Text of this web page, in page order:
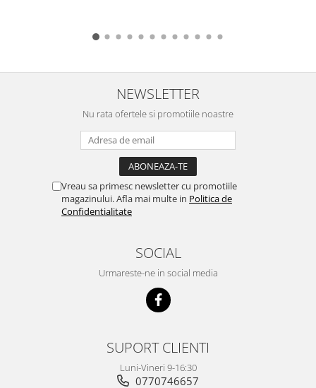
NEWSLETTER
Nu rata ofertele si promotiile noastre
Vreau sa primesc newsletter cu promotiile
magazinului. Afla mai multe in Politica de
Confidentialitate
SOCIAL
Urmareste-ne in social media
SUPORT CLIENTI
Luni-Vineri 9-16:30
0770746657